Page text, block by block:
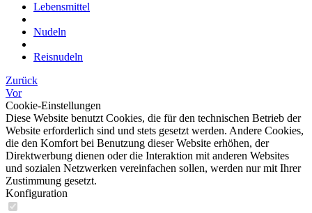
Lebensmittel
Nudeln
Reisnudeln
Zurück
Vor
Cookie-Einstellungen
Diese Website benutzt Cookies, die für den technischen Betrieb der
Website erforderlich sind und stets gesetzt werden. Andere Cookies,
die den Komfort bei Benutzung dieser Website erhöhen, der
Direktwerbung dienen oder die Interaktion mit anderen Websites
und sozialen Netzwerken vereinfachen sollen, werden nur mit Ihrer
Zustimmung gesetzt.
Konfiguration